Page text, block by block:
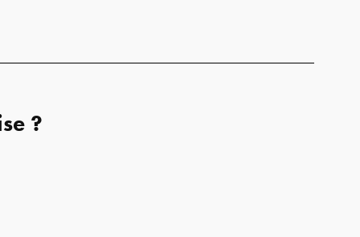
Partenariat médias
?